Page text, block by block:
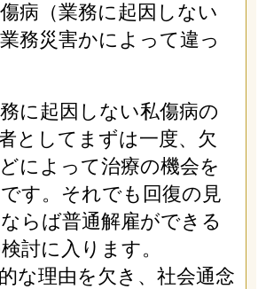
病（業務に起因しない
務災害かによって違っ
に起因しない私傷病の
としてまずは一度、欠
によって治療の機会を
す。それでも回復の見
らば普通解雇ができる
討に入ります。
な理由を欠き、社会通念